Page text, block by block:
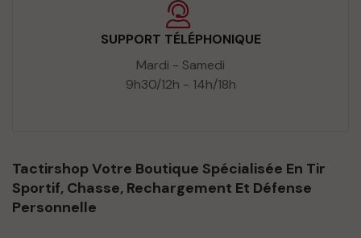
SUPPORT TÉLÉPHONIQUE
Mardi - Samedi
9h30/12h - 14h/18h
Tactirshop Votre Boutique Spécialisée En Tir
Sportif, Chasse, Rechargement Et Défense
Personnelle